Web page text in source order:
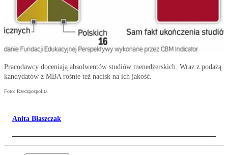
Pracodawcy doceniają absolwentów studiów menedżerskich. Wraz z podażą
kandydatów z MBA rośnie też nacisk na ich jakość.
Foto: Rzeczpospolita
Anita Błaszczak